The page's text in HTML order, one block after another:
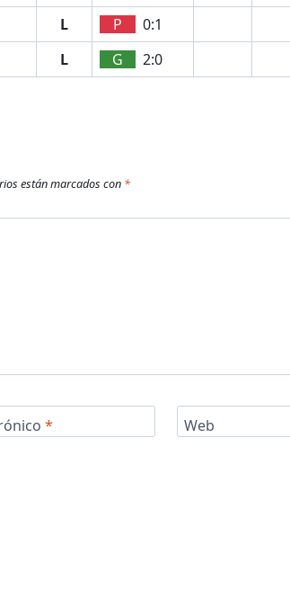
L P
0:1
L G 2:0
están marcados con *
* Web